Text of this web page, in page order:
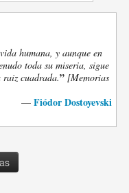
humana, y aunque en
toda su miseria, sigue
raiz cuadrada.” [Memorias
— Fiódor Dostoyevski